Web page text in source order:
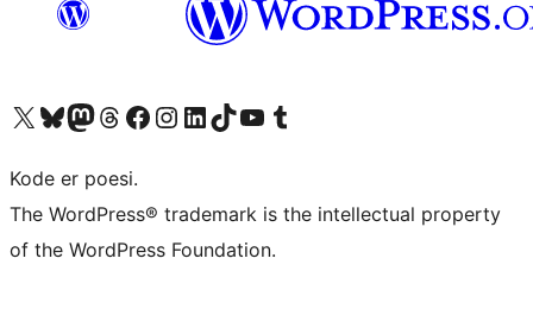
Besøk vår konto på X Visit our Bluesky account
Besøk vår Mastodon-konto
Visit our Threads account
Besøk vår Facebook-sideBesøk vår Instagram-konto
Besøk vår LinkedIn-konto
Visit our TikTok account
Visit our YouTube channel
Visit our Tumblr account
Kode er poesi.
The WordPress® trademark is the intellectual property
of the WordPress Foundation.